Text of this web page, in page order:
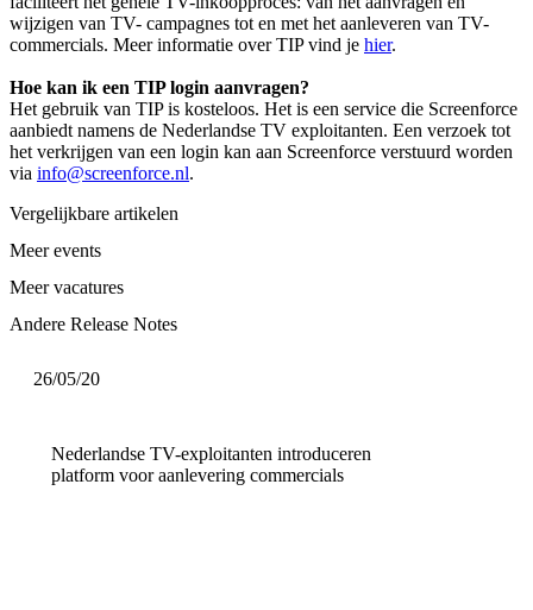
wijzigen van TV- campagnes tot en met het aanleveren van TV-
commercials. Meer informatie over TIP vind je hier.
Hoe kan ik een TIP login aanvragen?
Het gebruik van TIP is kosteloos. Het is een service die Screenforce
aanbiedt namens de Nederlandse TV exploitanten. Een verzoek tot
het verkrijgen van een login kan aan Screenforce verstuurd worden
via info@screenforce.nl.
Vergelijkbare artikelen
Meer events
Meer vacatures
Andere Release Notes
26/05/20
Nederlandse TV-exploitanten introduceren
platform voor aanlevering commercials